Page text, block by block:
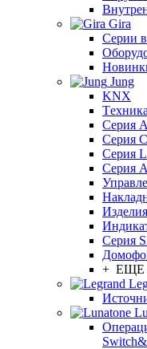
Gira
Серии
Jung
KNX
Tехника
Серия
Серия
Серия
Серия A
Серия
+ ЕЩЕ